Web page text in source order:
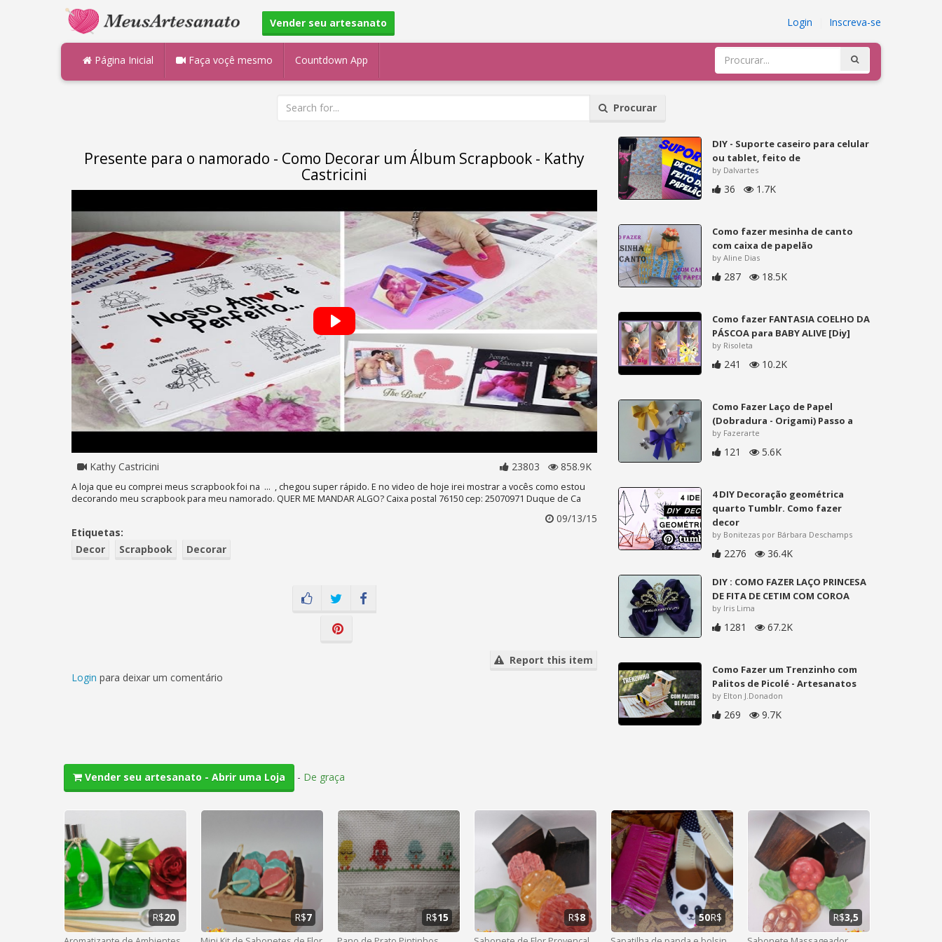
Vender seu artesanato Login Inscreva-se
Página Inicial Faça voçê mesmo Countdown App
Procurar
Presente para o namorado - Como Decorar um Álbum Scrapbook - Kathy
Castricini
Kathy Castricini 23803 858.9K
A loja que eu comprei meus scrapbook foi na ... , chegou super rápido. E no video de hoje irei mostrar a vocês como estou
decorando meu scrapbook para meu namorado. QUER ME MANDAR ALGO? Caixa postal 76150 cep: 25070971 Duque de Ca
09/13/15
Etiquetas:
Decor
Scrapbook Decorar
Report this item
Login para deixar um comentário
DIY - Suporte caseiro para celular
ou tablet, feito de
by Dalvartes
36 1.7K
Como fazer mesinha de canto
com caixa de papelão
by Aline Dias
287 18.5K
Como fazer FANTASIA COELHO DA
PÁSCOA para BABY ALIVE [Diy]
by Risoleta
241 10.2K
Como Fazer Laço de Papel
(Dobradura - Origami) Passo a
by Fazerarte
121 5.6K
4 DIY Decoração geométrica
quarto Tumblr. Como fazer
decor
by Bonitezas por Bárbara Deschamps
2276 36.4K
DIY : COMO FAZER LAÇO PRINCESA
DE FITA DE CETIM COM COROA
by Iris Lima
1281 67.2K
Como Fazer um Trenzinho com
Palitos de Picolé - Artesanatos
by Elton J.Donadon
269 9.7K
Vender seu artesanato - Abrir uma Loja - De graça
R$20 R$7 R$15 R$8 50R$ R$3,5